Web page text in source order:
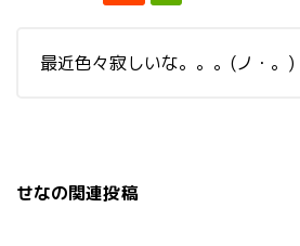
最近色々寂しいな。。。(ノ・。)
せなの関連投稿